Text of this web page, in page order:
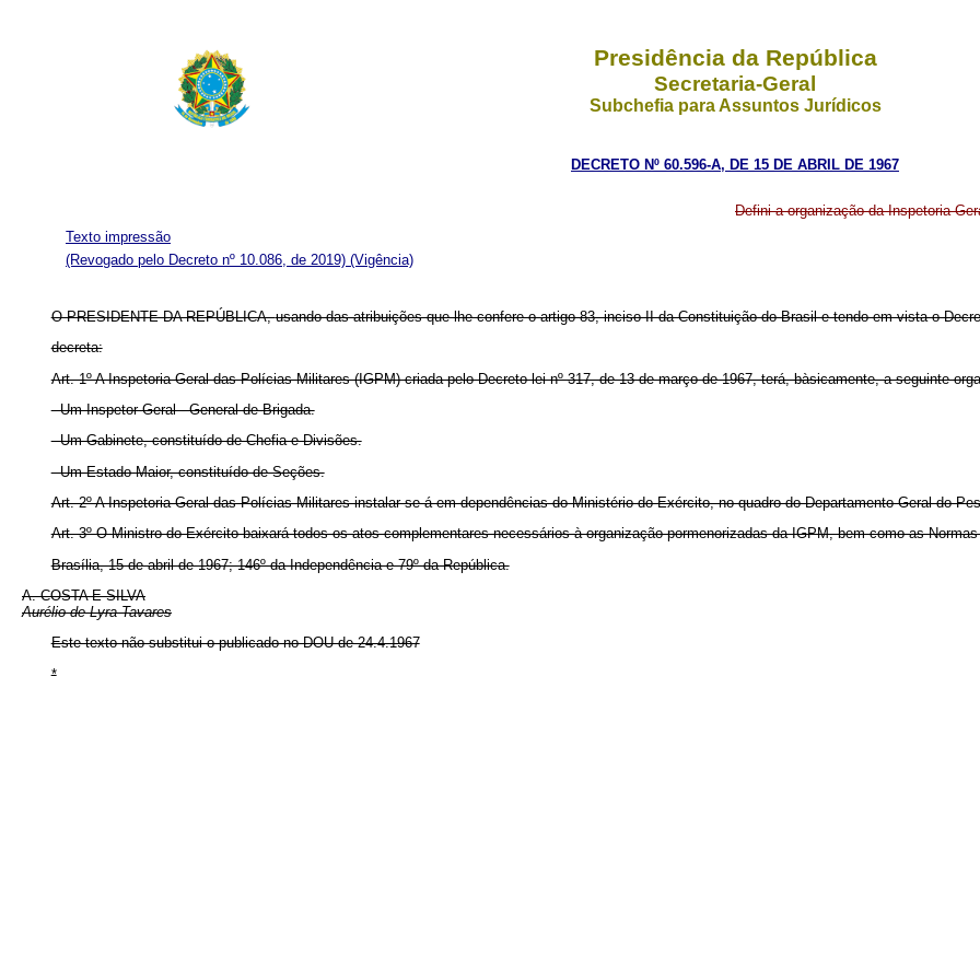
Presidência da República
Secretaria-Geral
Subchefia para Assuntos Jurídicos
DECRETO Nº 60.596-A, DE 15 DE ABRIL DE 1967
Defini a organização da Inspetoria
Texto impressão
(Revogado pelo Decreto nº 10.086, de 2019) (Vigência)
O PRESIDENTE DA REPÚBLICA,usando das atribuições que lhe confere o artigo 83, inciso II da Constituição do Brasil e tendo em vista o
decreta:
Art. 1º A Inspetoria Geral das Polícias Militares (IGPM) criada pelo Decreto-lei nº 317, de 13 de março de 1967, terá, bàsicamente, a seguinte
- Um Inspetor-Geral - General-de-Brigada.
- Um Gabinete, constituído de Chefia e Divisões.
- Um Estado-Maior, constituído de Seções.
Art. 2º A Inspetoria-Geral das Polícias Militares instalar-se-á em dependências do Ministério do Exército, no quadro do Departamento Geral do
Art. 3º O Ministro do Exército baixará todos os atos complementares necessários à organização pormenorizadas da IGPM, bem como as
Brasília, 15 de abril de 1967; 146º da Independência e 79º da República.
A. COSTA E SILVA
Aurélio de Lyra Tavares
Este texto não substitui o publicado no DOU de 24.4.1967
*